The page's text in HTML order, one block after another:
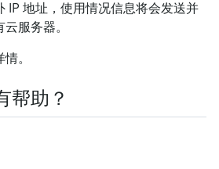
IP 地址，使用情况信息将会发送并
服务器。
。
帮助？